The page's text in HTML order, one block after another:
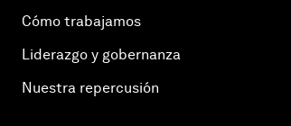
Cómo trabajamos
Liderazgo y gobernanza
Nuestra repercusión